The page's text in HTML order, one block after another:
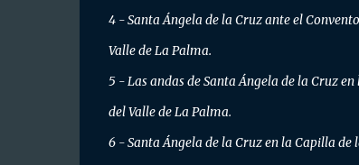
4 - Santa Ángela de la Cruz ante el
Valle de La Palma.
5 - Las andas de Santa Ángela de la Cruz
del Valle de La Palma.
6 - Santa Ángela de la Cruz en la Capilla de